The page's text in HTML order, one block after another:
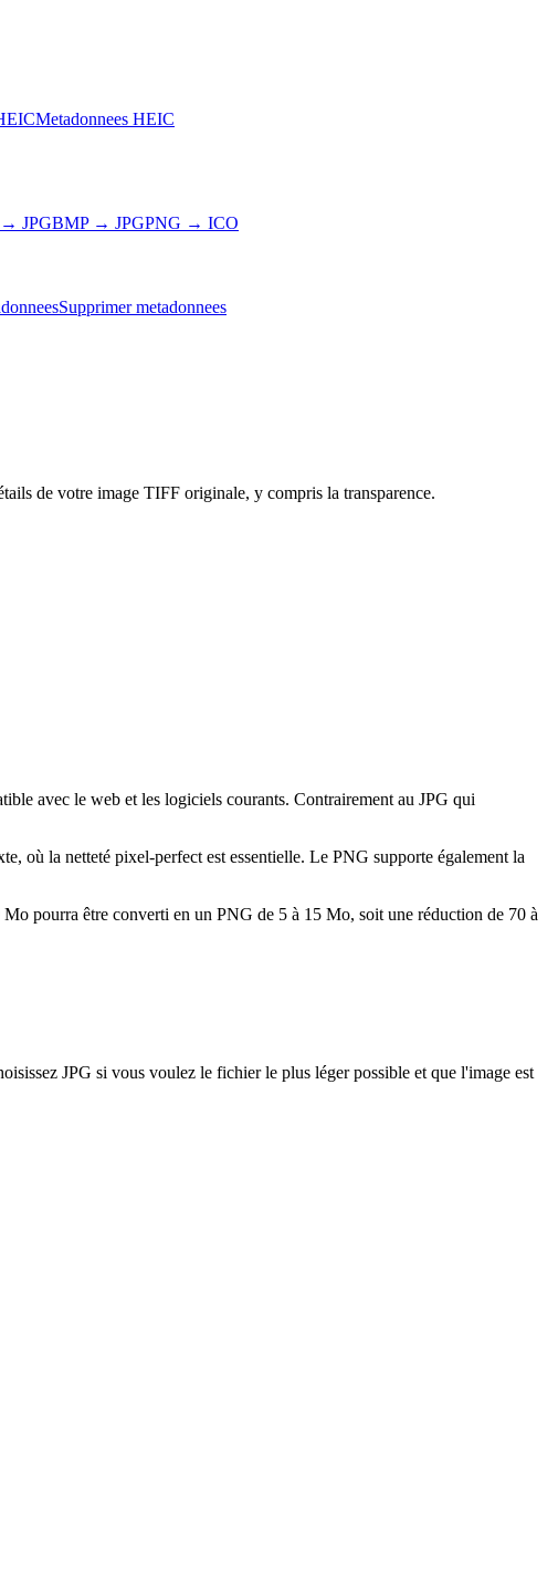
Metadonnees HEIC
JPGBMP → JPGPNG → ICO
Supprimer metadonnees
de votre image TIFF originale, y compris la transparence.
avec le web et les logiciels courants. Contrairement au JPG qui
où la netteté pixel-perfect est essentielle. Le PNG supporte également la
pourra être converti en un PNG de 5 à 15 Mo, soit une réduction de 70 à
JPG si vous voulez le fichier le plus léger possible et que l'image est